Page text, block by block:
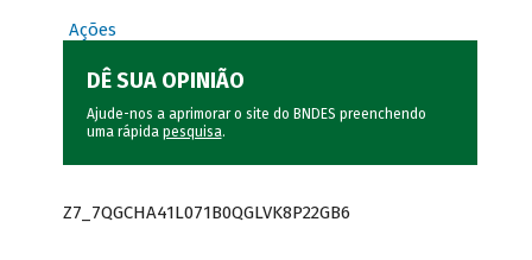
Ações
DÊ SUA OPINIÃO
Ajude-nos a aprimorar o site do BNDES preenchendo
uma rápida pesquisa.
Z7_7QGCHA41L071B0QGLVK8P22GB6